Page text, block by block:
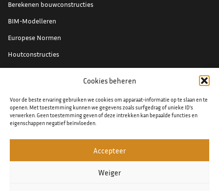
Cookies beheren
Voor de beste ervaring gebruiken we cookies om apparaat-informatie op te slaan en te
openen. Met toestemming kunnen we gegevens zoals surfgedrag of unieke ID's
verwerken. Geen toestemming geven of deze intrekken kan bepaalde functies en
eigenschappen negatief beïnvloeden.
Accepteer
Weiger
Berekenen bouwconstructies
BIM-Modelleren
Europese Normen
Houtconstructies
Renovatieprojecten
Staal detaillering
Privacy verklaring